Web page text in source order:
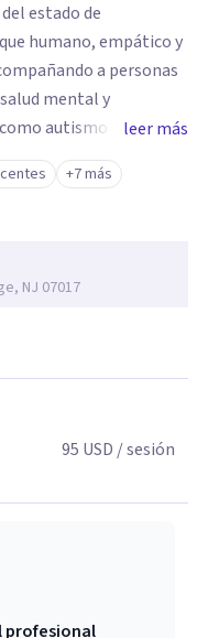
estado de
a personas
mental y
autismo y TDAH.
una profesional con
ética, responsable
leer más
+7 más
NJ 07017
95 USD / sesión
profesional